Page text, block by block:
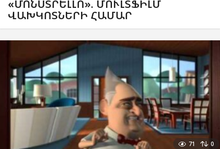
«ՄՈՆՍՏՐԵԼԼՈ». ՄՈՒԼՏՖԻԼՄ
ՎԱԽԿՈՏՆԵՐԻ ՀԱՄԱՐ
71 0